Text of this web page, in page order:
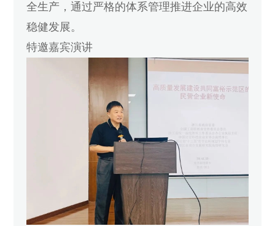
全生产，通过严格的体系管理推进企业的高效
稳健发展。
特邀嘉宾演讲